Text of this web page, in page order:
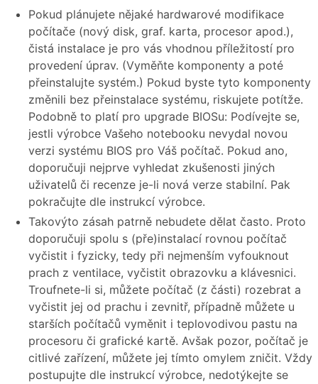
Pokud plánujete nějaké hardwarové modifikace
počítače (nový disk, graf. karta, procesor apod.),
čistá instalace je pro vás vhodnou příležitostí pro
provedení úprav. (Vyměňte komponenty a poté
přeinstalujte systém.) Pokud byste tyto komponenty
změnili bez přeinstalace systému, riskujete potítže.
Podobně to platí pro upgrade BIOSu: Podívejte se,
jestli výrobce Vašeho notebooku nevydal novou
verzi systému BIOS pro Váš počítač. Pokud ano,
doporučuji nejprve vyhledat zkušenosti jiných
uživatelů či recenze je-li nová verze stabilní. Pak
pokračujte dle instrukcí výrobce.
Takovýto zásah patrně nebudete dělat často. Proto
doporučuji spolu s (pře)instalací rovnou počítač
vyčistit i fyzicky, tedy při nejmenším vyfouknout
prach z ventilace, vyčistit obrazovku a klávesnici.
Troufnete-li si, můžete počítač (z části) rozebrat a
vyčistit jej od prachu i zevnitř, případně můžete u
starších počítačů vyměnit i teplovodivou pastu na
procesoru či grafické kartě. Avšak pozor, počítač je
citlivé zařízení, můžete jej tímto omylem zničit. Vždy
postupujte dle instrukcí výrobce, nedotýkejte se